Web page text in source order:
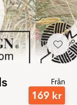
Från
169 kr